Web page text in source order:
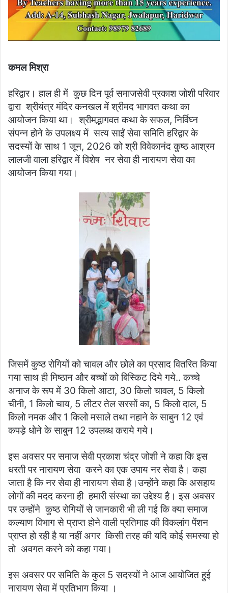
कमल मिश्रा
हरिद्वार। हाल ही में कुछ दिन पूर्व समाजसेवी प्रकाश जोशी परिवार
द्वारा श्रीयंत्र मंदिर कनखल में श्रीमद भागवत कथा का
आयोजन किया था। श्रीमद्भागवत कथा के सफल, निर्विघ्न
संपन्न होने के उपलक्ष्य में सत्य साईं सेवा समिति हरिद्वार के
सदस्यों के साथ 1 जून, 2026 को श्री विवेकानंद कुष्ठ आश्रम
लालजी वाला हरिद्वार में विशेष नर सेवा ही नारायण सेवा का
आयोजन किया गया।
जिसमें कुष्ठ रोगियों को चावल और छोले का प्रसाद वितरित किया
गया साथ ही मिष्ठान और बच्चों को बिस्किट दिये गये.. कच्चे
अनाज के रूप में 30 किलो आटा, 30 किलो चावल, 5 किलो
चीनी, 1 किलो चाय, 5 लीटर तेल सरसों का, 5 किलो दाल, 5
किलो नमक और 1 किलो मसाले तथा नहाने के साबुन 12 एवं
कपड़े धोने के साबुन 12 उपलब्ध कराये गये।
इस अवसर पर समाज सेवी प्रकाश चंद्र जोशी ने कहा कि इस
धरती पर नारायण सेवा करने का एक उपाय नर सेवा है। कहा
जाता है कि नर सेवा ही नारायण सेवा है।उन्होंने कहा कि असहाय
लोगों की मदद करना ही हमारी संस्था का उद्देश्य है। इस अवसर
पर उन्होंने कुष्ठ रोगियों से जानकारी भी ली गई कि क्या समाज
कल्याण विभाग से प्राप्त होने वाली प्रतिमाह की विकलांग पेंशन
प्राप्त हो रही है या नहीं अगर किसी तरह की यदि कोई समस्या हो
तो अवगत करने को कहा गया।
इस अवसर पर समिति के कुल 5 सदस्यों ने आज आयोजित हुई
नारायण सेवा में प्रतिभाग किया ।